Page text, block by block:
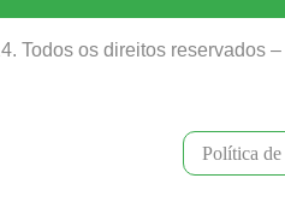
Todos os direitos reservados
Política